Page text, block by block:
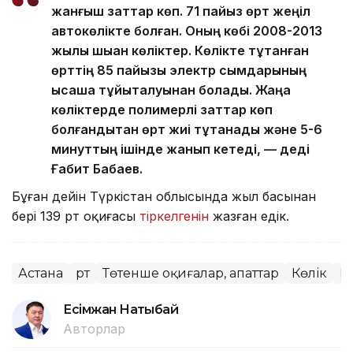
жанғыш заттар көп. 71 пайыз өрт жеңіл
автокөлікте болған. Оның көбі 2008-2013
жылы шыққан көліктер. Көлікте тұтанған
өрттің 85 пайызы электр сымдарының
қысқаша тұйықталуынан болады. Жаңа
көліктерде полимерлі заттар көп
болғандықтан өрт жиі тұтанады және 5-6
минуттың ішінде жанып кетеді, — деді
Ғабит Бабаев.
Бұған дейін Түркістан облысында жыл басынан
бері 139 өрт оқиғасы тіркелгенін жазған едік.
Астана Өрт Төтенше оқиғалар, апаттар Көлік
Есімжан Нақтыбай
Авторлар